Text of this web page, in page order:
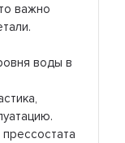
важно
воды в